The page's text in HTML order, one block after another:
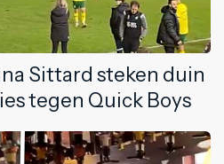
Sittard steken duin
tegen Quick Boys